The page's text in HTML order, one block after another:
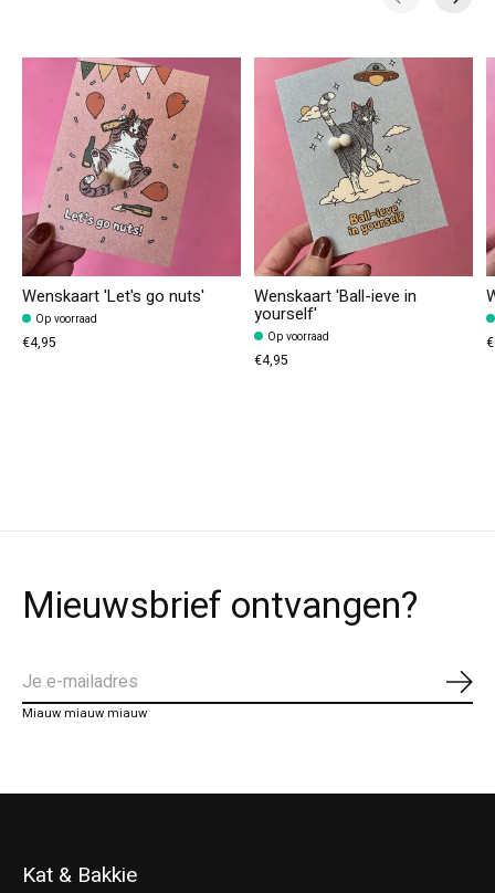
Wenskaart 'Let's go nuts'
Op voorraad
€4,95
Wenskaart 'Ball-ieve in
yourself'
Op voorraad
€4,95
Mieuwsbrief ontvangen?
Miauw miauw miauw
Kat & Bakkie